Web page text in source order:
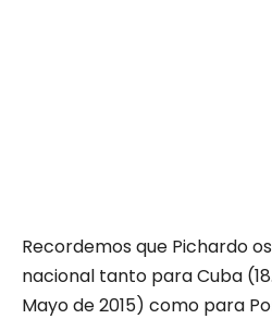
Recordemos que Pichardo
nacional tanto para Cuba
Mayo de 2015) como para